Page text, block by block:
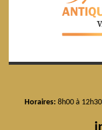
Horaires: 8h00 à